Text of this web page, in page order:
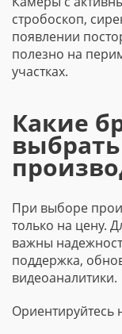
стробоскоп,
появлении
полезно на
участках.
Какие
При выборе
только на цену.
важны
поддержка,
видеоаналитики.
Ориентируйтесь